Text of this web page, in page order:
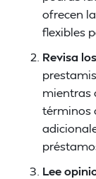
ofrecen
flexibles
Revisa
mientras
términos
Lee